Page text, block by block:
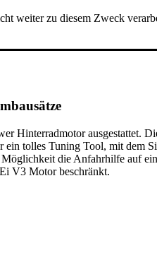
weiter zu diesem Zweck
Hinterradmotor ausgestattet.
tolles Tuning Tool, mit dem
die Anfahrhilfe auf
V3 Motor beschränkt.